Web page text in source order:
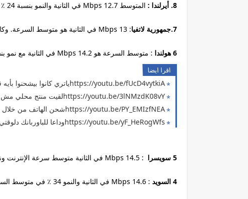
8. أيرلندا : المتوسط ​​12.7 Mbps في الثانية والنمو بنسبة 24 ٪ في العام الماضي .
7.جمهورية لاتفيا : 13 Mbps في الثانية هو متوسط السرعة. وكان النمو في العام الماضي بنسبة 25٪.
6 هولندا : متوسط السرعة هو ​​14.2 Mbps في الثانية مع نمو بنسبة 15٪ في العام الماضي .
اقرا ايضا
https://youtu.be/fUcD4vytkiAياتري كانوا بيشحنوا بأيه قبل اختراع الشواحن ( حل مشكلة انقطاع الكهرباء #16 )
https://youtu.be/3lNMzdK08vYلقيت منتج محلي مش تبع المقاطعة والستيم بتاعه قوي لدرجة انه ممكن يشحن الهاتف (حل مشكلة الكهرباء 15)
https://youtu.be/PY_EMIzfNEAشحن الهاتف من خلال مشروب شعير فيروز ( منتج محلي مش تبع المقاطعة ) حل مشكلة انقطاع الكهرباء 14
https://youtu.be/yF_HeRogWfsوداعا للباوربانك دلوقتي ممكن تشحن موبايلك بالحجارة بطاريات قلم ( حل مشكلة انقطاع الكهرباء 13 )
5 سويسرا : 14.5 Mbps في الثانية متوسط ​​سرعة الإنترنت ونمو بنسبة 21 ٪ في العام الماضي .
4 السويد : 14.6 Mbps في الثانية والنمو 34 ٪ في متوسط ​​السرعة منذ العام الماضي .